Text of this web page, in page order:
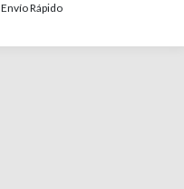
Envío Rápido